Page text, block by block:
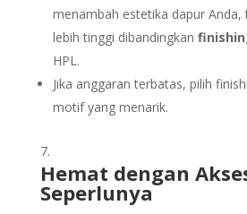
menambah estetika dapur Anda,
lebih tinggi dibandingkan
HPL.
Jika anggaran terbatas, pilih
motif yang menarik.
Hemat dengan
Seperlunya